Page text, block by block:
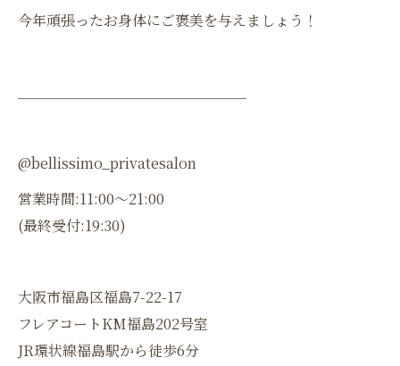
今年頑張ったお身体にご褒美を与えましょう！
@bellissimo_privatesalon
営業時間:11:00〜21:00
(最終受付:19:30)
大阪市福島区福島7-22-17
フレアコートKM福島202号室
JR環状線福島駅から徒歩6分